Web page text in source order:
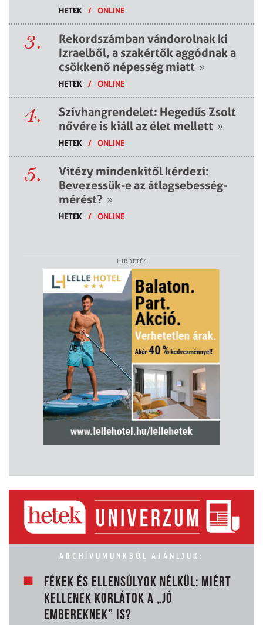
HETEK / ONLINE
3.
Rekordszámban vándorolnak ki
Izraelből, a szakértők aggódnak a
csökkenő népesség miatt »
HETEK / ONLINE
4.
Szívhangrendelet: Hegedűs Zsolt
nővére is kiáll az élet mellett »
HETEK / ONLINE
5.
Vitézy mindenkitől kérdezi:
Bevezessük-e az átlagsebesség-
mérést? »
HETEK / ONLINE
HIRDETÉS
ARCHÍVUMUNKBÓL AJÁNLJUK:
FÉKEK ÉS ELLENSÚLYOK NÉLKÜL: MIÉRT
KELLENEK KORLÁTOK A „JÓ
EMBEREKNEK” IS?